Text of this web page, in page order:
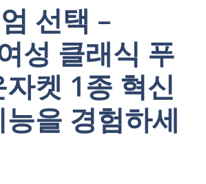
선택 –
성 클래식 푸
켓 1종 혁신
을 경험하세